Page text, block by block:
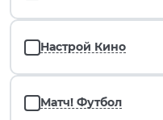
Настрой Кино
Матч! Футбол